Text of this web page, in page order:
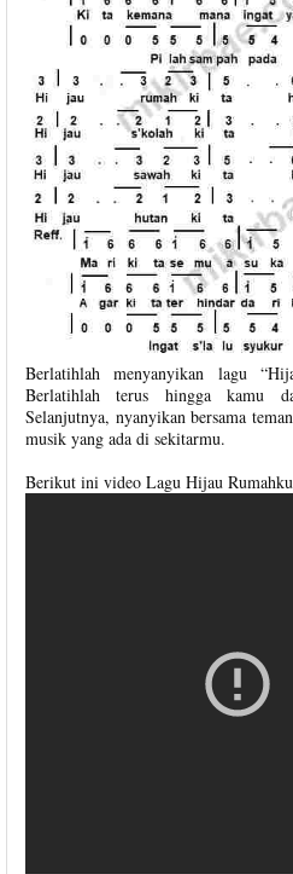
Berlatihlah menyanyikan lagu
Berlatihlah terus hingga kamu
Selanjutnya, nyanyikan bersama
musik yang ada di sekitarmu.
Berikut ini video Lagu Hijau